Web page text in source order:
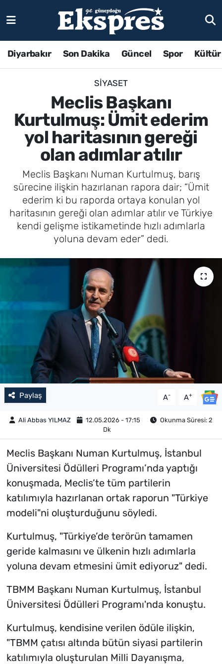
Diyarbakır Son Dakika Güncel Spor
SIYASET
Meclis Başkanı
Kurtulmuş: Ümit ederim
yol haritasının gereği
olan adımlar atılır
Meclis Başkanı Numan Kurtulmuş, barış
sürecine ilişkin hazırlanan rapora dair; “Ümit
ederim ki bu raporda ortaya konulan yol
haritasının gereği olan adımlar atılır ve Türkiye
kendi gelişme istikametinde hızlı adımlarla
yoluna devam eder” dedi.
Paylaş A- A+
Ali Abbas YILMAZ 12.05.2026 - 17:15
Okunma Süresi: 2
Dk
Meclis Başkanı Numan Kurtulmuş, İstanbul
Üniversitesi Ödülleri Programı’nda yaptığı
konuşmada, Meclis’te tüm partilerin
katılımıyla hazırlanan ortak raporun "Türkiye
modeli"ni oluşturduğunu söyledi.
Kurtulmuş, "Türkiye’de terörün tamamen
geride kalmasını ve ülkenin hızlı adımlarla
yoluna devam etmesini ümit ediyoruz" dedi.
TBMM Başkanı Numan Kurtulmuş, İstanbul
Üniversitesi Ödülleri Programı'nda konuştu.
Kurtulmuş, kendisine verilen ödüle ilişkin,
"TBMM çatısı altında bütün siyasi partilerin
katılımıyla oluşturulan Milli Dayanışma,